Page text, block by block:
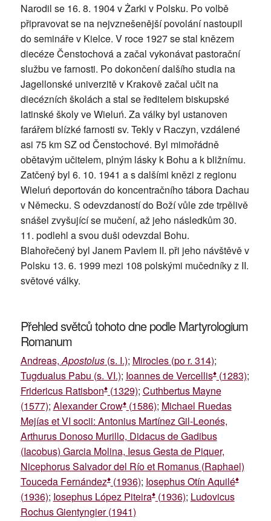
Narodil se 16. 8. 1904 v Żarki v Polsku. Po volbě
připravovat se na nejvznešenější povolání nastoupil
do semináře v Kielce. V roce 1927 se stal knězem
diecéze Čenstochová a začal vykonávat pastorační
službu ve farnosti. Po dokončení dalšího studia na
Jagellonské univerzitě v Krakově začal učit na
diecézních školách a stal se ředitelem biskupské
latinské školy ve Wieluń. Za války byl ustanoven
farářem blízké farnosti sv. Tekly v Raczyn, vzdálené
asi 75 km SZ od Čenstochové. Byl mimořádně
obětavým učitelem, plným lásky k Bohu a k bližnímu.
Zatčený byl 6. 10. 1941 a s dalšími knězi z regionu
Wieluń deportován do koncentračního tábora Dachau
v Německu. S odevzdaností do Boží vůle zde trpělivě
snášel zvyšující se mučení, až jeho následkům 30.
11. podlehl a svou duši odevzdal Bohu.
Blahořečený byl Janem Pavlem II. při jeho návštěvě v
Polsku 13. 6. 1999 mezi 108 polskými mučedníky z II.
světové války.
Přehled světců tohoto dne podle Martyrologium
Romanum
Andreas, Apostolus(s. I.); Mirocles (po r. 314);
Tugdualus Pabu (s. VI.); Ioannes de Vercellis♦(1283);
Fridericus Ratisbon♦(1329); Cuthbertus Mayne
(1577); Alexander Crow♦(1586); Michael Ruedas
Mejías et VI socii: Antonius Martínez Gil-Leonés,
Arthurus Donoso Murillo, Didacus de Gadibus
(Iacobus) Garcia Molina, Iesus Gesta de Piquer,
Nicephorus Salvador del Río et Romanus (Raphael)
Touceda Fernández♦(1936); Iosephus Otín Aquilé♦
(1936); Iosephus López Piteira♦(1936); Ludovicus
Rochus Gientyngier (1941)